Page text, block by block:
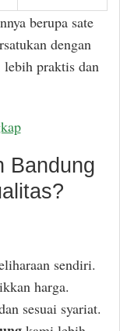
berupa sate
dengan
praktis dan
Bandung
sendiri.
harga.
sesuai syariat.